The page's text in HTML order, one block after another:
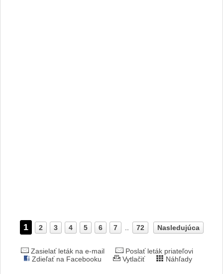
1 2 3 4 5 6 7 72 Nasledujúca
Zasielať leták na e-mail
Poslať leták priateľovi
Zdieľať na Facebooku
Vytlačiť Náhľady